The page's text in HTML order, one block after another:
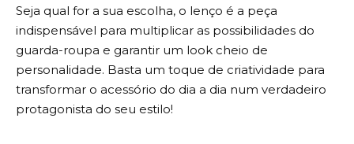
Seja qual for a sua escolha, o lenço é a peça
indispensável para multiplicar as possibilidades do
guarda-roupa e garantir um look cheio de
personalidade. Basta um toque de criatividade para
transformar o acessório do dia a dia num verdadeiro
protagonista do seu estilo!